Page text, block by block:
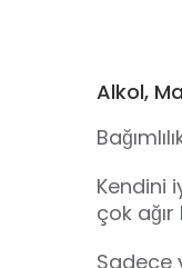
Alkol,
Kendini
çok
Sadece